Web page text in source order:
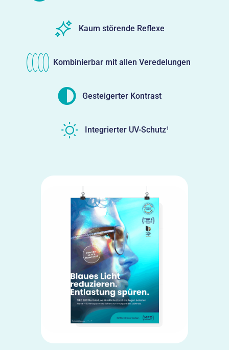
Kaum störende Reflexe
Kombinierbar mit allen Veredelungen
Gesteigerter Kontrast
Integrierter UV-Schutz¹